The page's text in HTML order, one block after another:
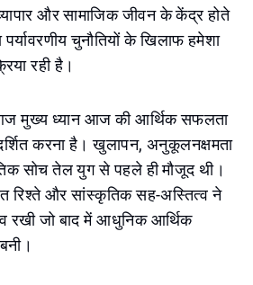
और सामाजिक जीवन के केंद्र होते
चुनौतियों के खिलाफ हमेशा
रही है।
आज मुख्य ध्यान आज की आर्थिक सफलता
करना है। खुलापन, अनुकूलनक्षमता
सोच तेल युग से पहले ही मौजूद थी।
रिश्ते और सांस्कृतिक सह-अस्तित्व ने
रखी जो बाद में आधुनिक आर्थिक